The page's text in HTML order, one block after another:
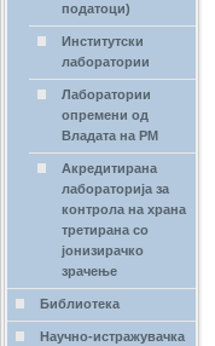
податоци)
Институтски
лаборатории
Лаборатории
опремени од
Владата на РМ
Акредитирана
лабораторија за
контрола на храна
третирана со
јонизирачко
зрачење
Библиотека
Научно-истражувачка